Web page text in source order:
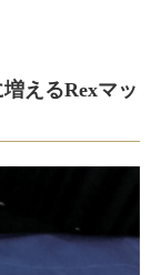
えるRexマッ